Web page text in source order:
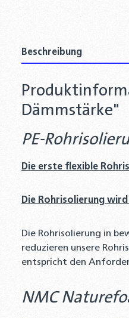
Beschreibung
Dämmstärke"
PE-
Die erste flexible
Die Rohrisolierung
Die Rohrisolierung in
reduzieren unsere
entspricht den
NMC